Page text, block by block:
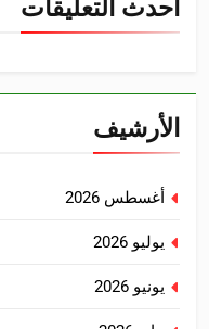
أحدث التعليقات
الأرشيف
أغسطس 2026
يوليو 2026
يونيو 2026